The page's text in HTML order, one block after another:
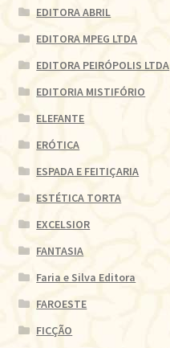
EDITORA ABRIL
EDITORA MPEG LTDA
EDITORA PEIRÓPOLIS LTDA
EDITORIA MISTIFÓRIO
ELEFANTE
ERÓTICA
ESPADA E FEITIÇARIA
ESTÉTICA TORTA
EXCELSIOR
FANTASIA
Faria e Silva Editora
FAROESTE
FICÇÃO